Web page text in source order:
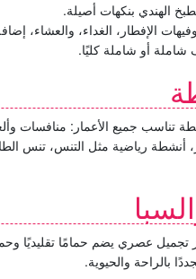
الهندي بنكهات أصيلة.
الإفطار، الغداء، والعشاء،
أو شاملة كليًا.
تناسب جميع الأعمار: منافسات
أنشطة رياضية مثل التنس، تنس
تجميل عصري يضم حمامًا تقليديًا
بالراحة والحيوية.